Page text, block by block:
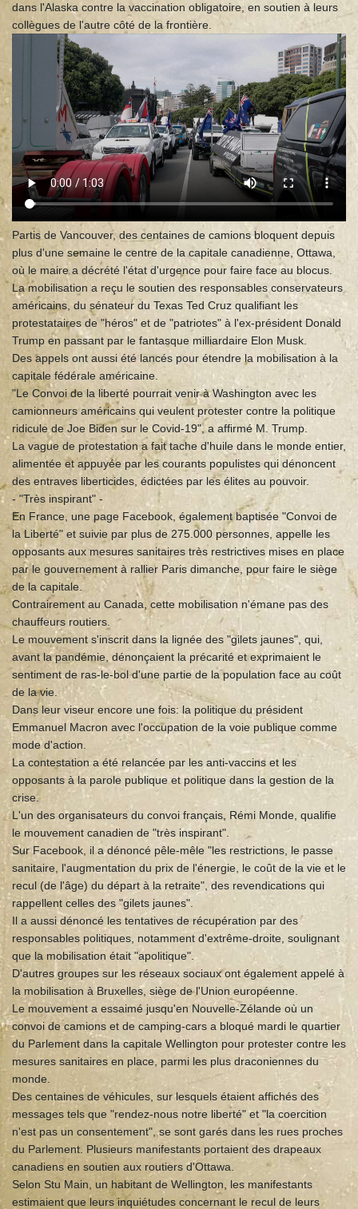
dans l'Alaska contre la vaccination obligatoire, en soutien à leurs
collègues de l'autre côté de la frontière.
Partis de Vancouver, des centaines de camions bloquent depuis
plus d'une semaine le centre de la capitale canadienne, Ottawa,
où le maire a décrété l'état d'urgence pour faire face au blocus.
La mobilisation a reçu le soutien des responsables conservateurs
américains, du sénateur du Texas Ted Cruz qualifiant les
protestataires de "héros" et de "patriotes" à l'ex-président Donald
Trump en passant par le fantasque milliardaire Elon Musk.
Des appels ont aussi été lancés pour étendre la mobilisation à la
capitale fédérale américaine.
"Le Convoi de la liberté pourrait venir à Washington avec les
camionneurs américains qui veulent protester contre la politique
ridicule de Joe Biden sur le Covid-19", a affirmé M. Trump.
La vague de protestation a fait tache d'huile dans le monde entier,
alimentée et appuyée par les courants populistes qui dénoncent
des entraves liberticides, édictées par les élites au pouvoir.
- "Très inspirant" -
En France, une page Facebook, également baptisée "Convoi de
la Liberté" et suivie par plus de 275.000 personnes, appelle les
opposants aux mesures sanitaires très restrictives mises en place
par le gouvernement à rallier Paris dimanche, pour faire le siège
de la capitale.
Contrairement au Canada, cette mobilisation n'émane pas des
chauffeurs routiers.
Le mouvement s'inscrit dans la lignée des "gilets jaunes", qui,
avant la pandémie, dénonçaient la précarité et exprimaient le
sentiment de ras-le-bol d'une partie de la population face au coût
de la vie.
Dans leur viseur encore une fois: la politique du président
Emmanuel Macron avec l'occupation de la voie publique comme
mode d'action.
La contestation a été relancée par les anti-vaccins et les
opposants à la parole publique et politique dans la gestion de la
crise.
L'un des organisateurs du convoi français, Rémi Monde, qualifie
le mouvement canadien de "très inspirant".
Sur Facebook, il a dénoncé pêle-mêle "les restrictions, le passe
sanitaire, l'augmentation du prix de l'énergie, le coût de la vie et le
recul (de l'âge) du départ à la retraite", des revendications qui
rappellent celles des "gilets jaunes".
Il a aussi dénoncé les tentatives de récupération par des
responsables politiques, notamment d'extrême-droite, soulignant
que la mobilisation était "apolitique".
D'autres groupes sur les réseaux sociaux ont également appelé à
la mobilisation à Bruxelles, siège de l'Union européenne.
Le mouvement a essaimé jusqu'en Nouvelle-Zélande où un
convoi de camions et de camping-cars a bloqué mardi le quartier
du Parlement dans la capitale Wellington pour protester contre les
mesures sanitaires en place, parmi les plus draconiennes du
monde.
Des centaines de véhicules, sur lesquels étaient affichés des
messages tels que "rendez-nous notre liberté" et "la coercition
n'est pas un consentement", se sont garés dans les rues proches
du Parlement. Plusieurs manifestants portaient des drapeaux
canadiens en soutien aux routiers d'Ottawa.
Selon Stu Main, un habitant de Wellington, les manifestants
estimaient que leurs inquiétudes concernant le recul de leurs